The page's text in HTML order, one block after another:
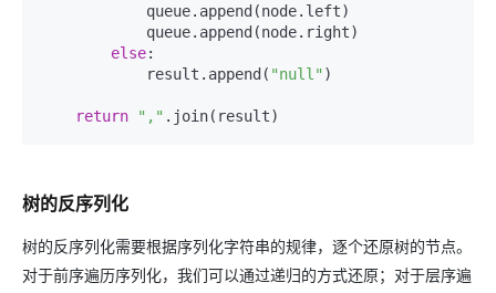
else:
            result.append(
"null" )
return ","
树的反序列化
树的反序列化需要根据序列化字符串的规律，逐个还原树的节点。
对于前序遍历序列化，我们可以通过递归的方式还原；对于层序遍